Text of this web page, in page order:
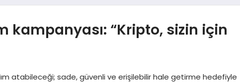
kampanyası: “Kripto, sizin için
atabileceği; sade, güvenli ve erişilebilir hale getirme hedefiyle